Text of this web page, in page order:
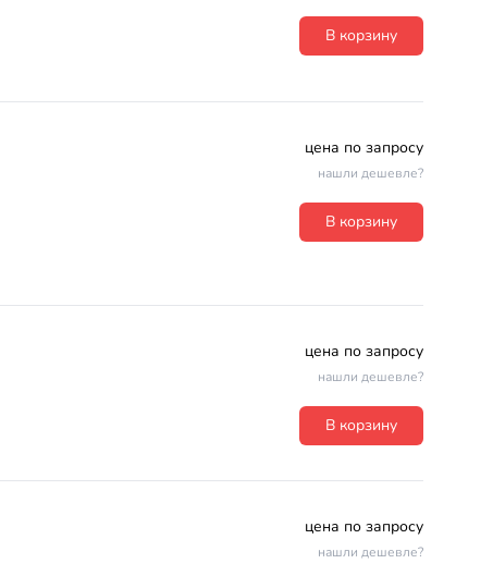
В корзину
цена по запросу
нашли дешевле?
В корзину
цена по запросу
нашли дешевле?
В корзину
цена по запросу
нашли дешевле?